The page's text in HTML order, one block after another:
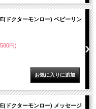
ドクターモンロー) ベビーリン
円)
ドクターモンロー) メッセージ